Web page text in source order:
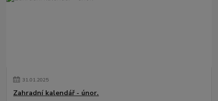
31.01.2025
Zahradní kalendář - únor.